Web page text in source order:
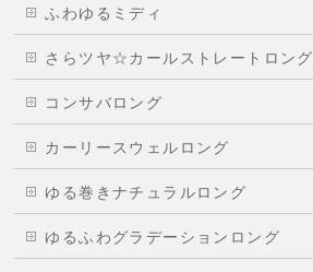
ふわゆるミディ
さらツヤ☆カールストレートロング
コンサバロング
カーリースウェルロング
ゆる巻きナチュラルロング
ゆるふわグラデーションロング